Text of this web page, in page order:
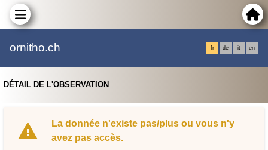
ornitho.ch fr de it en
DÉTAIL DE L'OBSERVATION
La donnée n'existe pas/plus ou vous n'y
avez pas accès.